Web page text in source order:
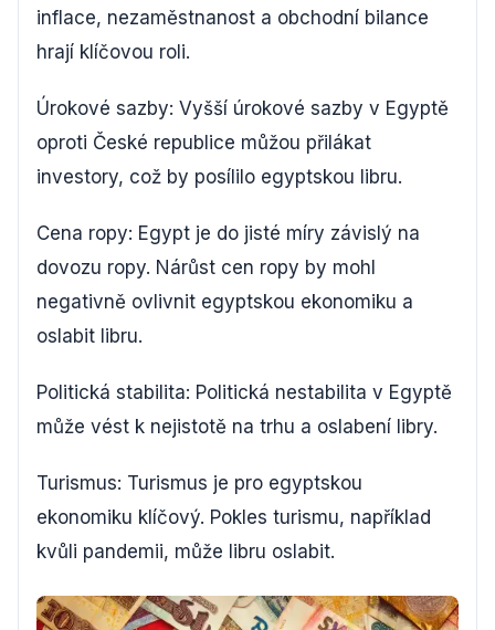
inflace, nezaměstnanost a obchodní bilance
hrají klíčovou roli.
Úrokové sazby: Vyšší úrokové sazby v Egyptě
oproti České republice můžou přilákat
investory, což by posílilo egyptskou libru.
Cena ropy: Egypt je do jisté míry závislý na
dovozu ropy. Nárůst cen ropy by mohl
negativně ovlivnit egyptskou ekonomiku a
oslabit libru.
Politická stabilita: Politická nestabilita v Egyptě
může vést k nejistotě na trhu a oslabení libry.
Turismus: Turismus je pro egyptskou
ekonomiku klíčový. Pokles turismu, například
kvůli pandemii, může libru oslabit.